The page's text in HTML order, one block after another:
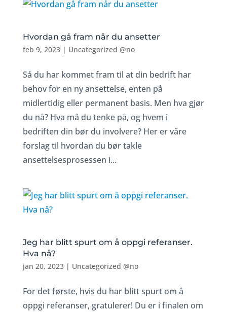
Hvordan gå fram når du ansetter
feb 9, 2023| Uncategorized @no
Så du har kommet fram til at din bedrift har
behov for en ny ansettelse, enten på
midlertidig eller permanent basis. Men hva gjør
du nå? Hva må du tenke på, og hvem i
bedriften din bør du involvere? Her er våre
forslag til hvordan du bør takle
ansettelsesprosessen i...
Jeg har blitt spurt om å oppgi referanser.
Hva nå?
jan 20, 2023| Uncategorized @no
For det første, hvis du har blitt spurt om å
oppgi referanser, gratulerer! Du er i finalen om